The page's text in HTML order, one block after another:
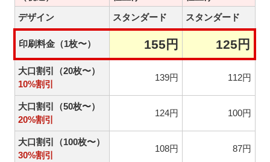
デザイン
スタンダード スタンダード
印刷料金（1枚〜） 155円 125円
大口割引（20枚〜）
10%割引
139円 112円
大口割引（50枚〜）
20%割引
124円 100円
大口割引（100枚〜）
30%割引
108円 87円